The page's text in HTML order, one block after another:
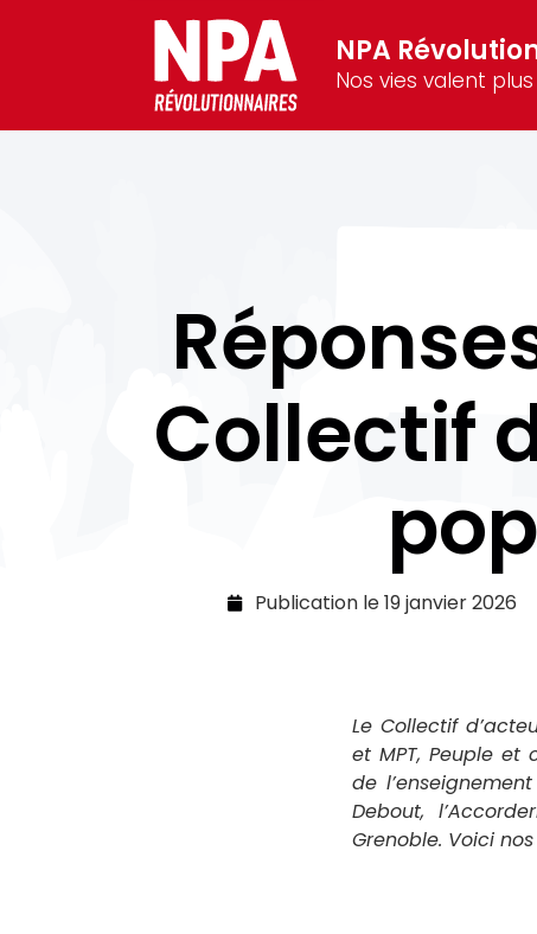
NPA
Nos vies valent
Collectif
Publication le19 janvier 2026
Le Collectif
et MPT, Peuple et
de
Debout,
Grenoble. Voici